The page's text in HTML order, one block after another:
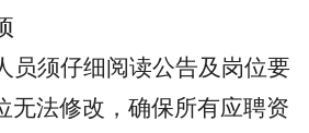
员须仔细阅读公告及岗位要
无法修改，确保所有应聘资